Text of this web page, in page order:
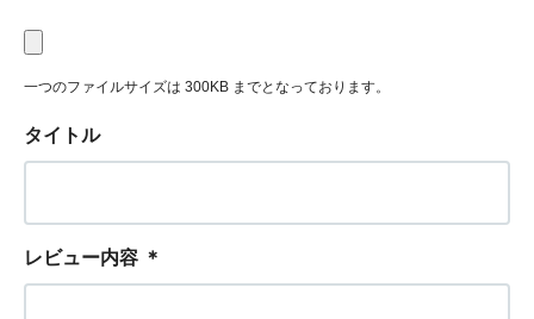
一つのファイルサイズは 300KB までとなっております。
タイトル
レビュー内容 ＊